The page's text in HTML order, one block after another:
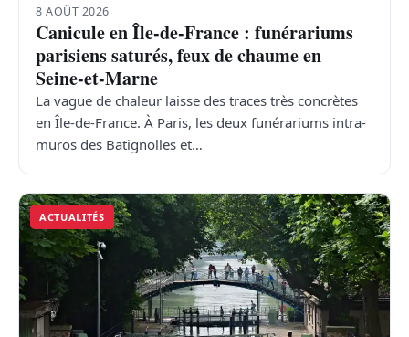
8 AOÛT 2026
Canicule en Île-de-France : funérariums
parisiens saturés, feux de chaume en
Seine-et-Marne
La vague de chaleur laisse des traces très concrètes
en Île-de-France. À Paris, les deux funérariums intra-
muros des Batignolles et…
ACTUALITÉS